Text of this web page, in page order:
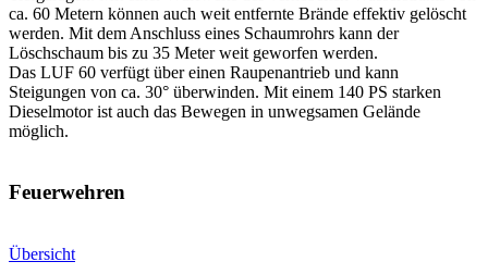
ca. 60 Metern können auch weit entfernte Brände effektiv gelöscht
werden. Mit dem Anschluss eines Schaumrohrs kann der
Löschschaum bis zu 35 Meter weit geworfen werden.
Das LUF 60 verfügt über einen Raupenantrieb und kann
Steigungen von ca. 30° überwinden. Mit einem 140 PS starken
Dieselmotor ist auch das Bewegen in unwegsamen Gelände
möglich.
Feuerwehren
Übersicht